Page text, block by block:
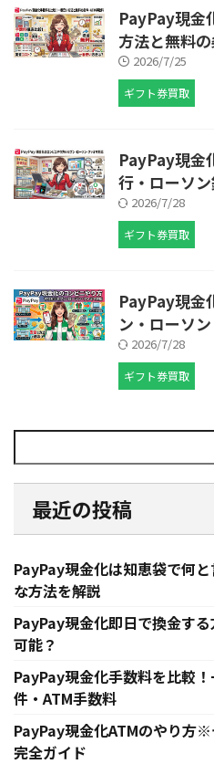
PayPay現金
方法と無料
2026/7/25
ギフト券買取
PayPay現金
行・ローソ
2026/7/28
ギフト券買取
PayPay現金
ン・ローソ
2026/7/28
ギフト券買取
最近の投稿
PayPay現金化は知恵袋で何
な方法を解説
PayPay現金化即日で換金す
可能？
PayPay現金化手数料を比較
件・ATM手数料
PayPay現金化ATMのやり方
完全ガイド